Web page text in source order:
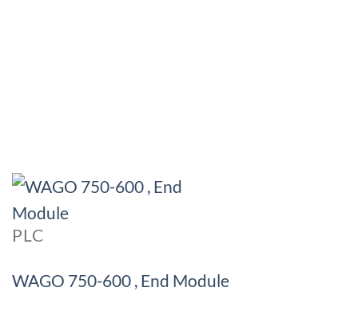
PLC
WAGO 750-600 , End Module